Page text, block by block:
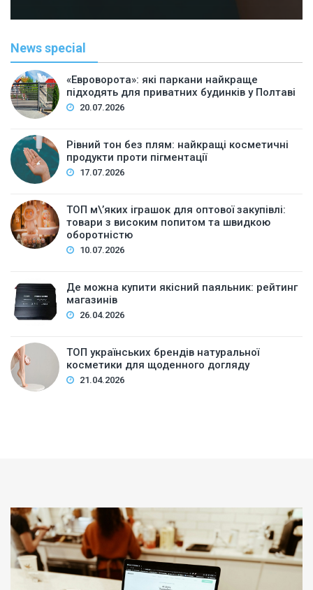
News special
«Евроворота»: які паркани найкраще
підходять для приватних будинків у Полтаві
20.07.2026
Рівний тон без плям: найкращі косметичні
продукти проти пігментації
17.07.2026
ТОП м\’яких іграшок для оптової закупівлі:
товари з високим попитом та швидкою
оборотністю
10.07.2026
Де можна купити якісний паяльник: рейтинг
магазинів
26.04.2026
ТОП українських брендів натуральної
косметики для щоденного догляду
21.04.2026